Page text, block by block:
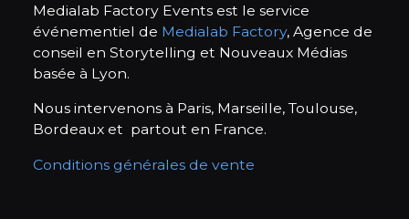
Medialab Factory Events est le service
événementiel de Medialab Factory, Agence de
conseil en Storytelling et Nouveaux Médias
basée à Lyon.
Nous intervenons à Paris, Marseille, Toulouse,
Bordeaux et partout en France.
Conditions générales de vente